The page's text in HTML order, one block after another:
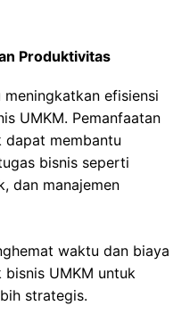
Produktivitas
efisiensi
UMKM. Pemanfaatan
dapat membantu
bisnis seperti
dan manajemen
waktu dan biaya
UMKM untuk
strategis.